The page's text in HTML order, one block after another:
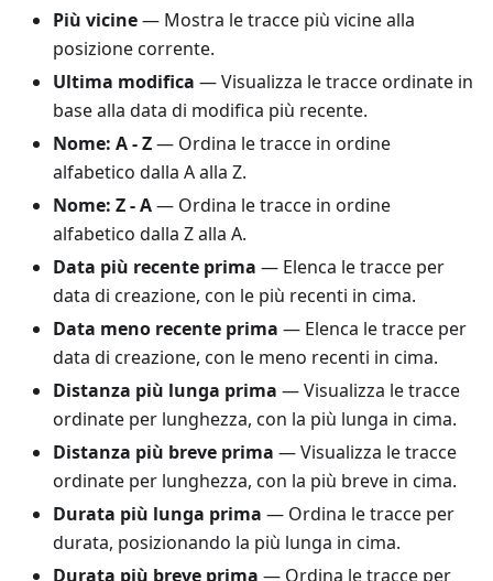
Più vicine— Mostra le tracce più vicine alla
posizione corrente.
Ultima modifica — Visualizza le tracce ordinate in
base alla data di modifica più recente.
Nome: A - Z— Ordina le tracce in ordine
alfabetico dalla A alla Z.
Nome: Z - A— Ordina le tracce in ordine
alfabetico dalla Z alla A.
Data più recente prima — Elenca le tracce per
data di creazione, con le più recenti in cima.
Data meno recente prima — Elenca le tracce per
data di creazione, con le meno recenti in cima.
Distanza più lunga prima — Visualizza le tracce
ordinate per lunghezza, con la più lunga in cima.
Distanza più breve prima — Visualizza le tracce
ordinate per lunghezza, con la più breve in cima.
Durata più lunga prima — Ordina le tracce per
durata, posizionando la più lunga in cima.
Durata più breve prima — Ordina le tracce per